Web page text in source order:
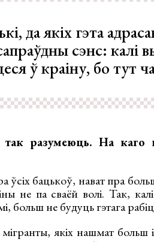
да якіх гэта
сэнс: калі
ў краіну, бо тут
разумеюць. На каго
ўсіх бацькоў, нават пра
не па сваёй волі. Так,
больш не будуць гэтага
мігранты, якіх нашмат больш